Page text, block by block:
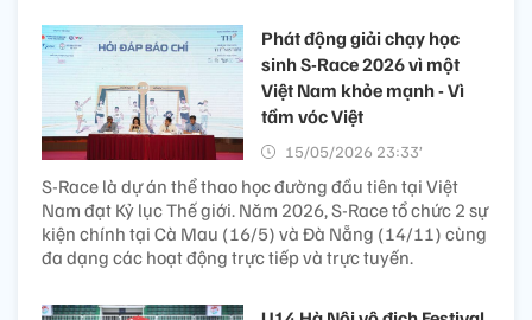
Phát động giải chạy học
sinh S-Race 2026 vì một
Việt Nam khỏe mạnh - Vì
tầm vóc Việt
15/05/2026 23:33’
S-Race là dự án thể thao học đường đầu tiên tại Việt
Nam đạt Kỷ lục Thế giới. Năm 2026, S-Race tổ chức 2 sự
kiện chính tại Cà Mau (16/5) và Đà Nẵng (14/11) cùng
đa dạng các hoạt động trực tiếp và trực tuyến.